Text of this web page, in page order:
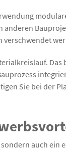
verschwendet
Sie bei der
auch